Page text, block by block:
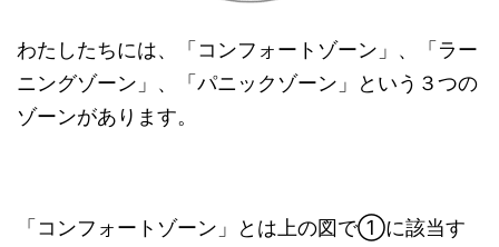
わたしたちには、「コンフォートゾーン」、「ラー
ニングゾーン」、「パニックゾーン」という３つの
ゾーンがあります。
「コンフォートゾーン」とは上の図で①に該当す